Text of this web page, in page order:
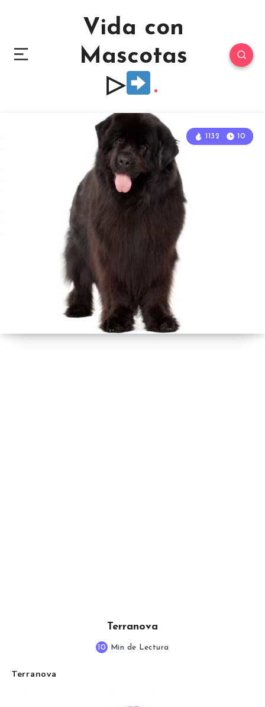
Vida con
Mascotas
▷
Terranova
1132 10
10 Min de Lectura
Terranova